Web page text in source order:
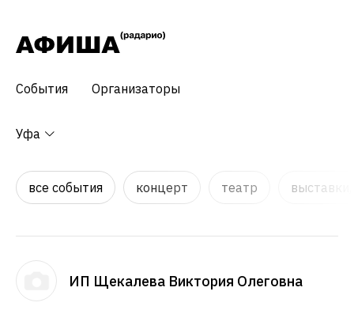
События Организаторы
Уфа
все события концерт театр
ИП Щекалева Виктория Олеговна